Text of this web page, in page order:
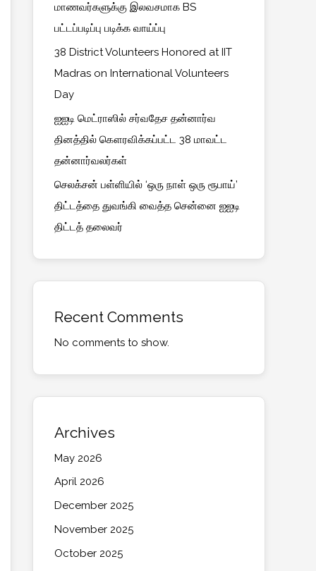
மாணவர்களுக்கு இலவசமாக BS
பட்டப்படிப்பு படிக்க வாய்ப்பு
38 District Volunteers Honored at IIT
Madras on International Volunteers
Day
ஐஐடி மெட்ராஸில் சர்வதேச தன்னார்வ
தினத்தில் கௌரவிக்கப்பட்ட 38 மாவட்ட
தன்னார்வலர்கள்
செலக்சன் பள்ளியில் ‘ஒரு நாள் ஒரு ரூபாய்’
திட்டத்தை துவங்கி வைத்த சென்னை ஐஐடி
திட்டத் தலைவர்
Recent Comments
No comments to show.
Archives
May 2026
April 2026
December 2025
November 2025
October 2025